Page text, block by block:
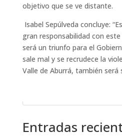
objetivo que se ve distante.
Isabel Sepúlveda concluye:
gran responsabilidad con
será un triunfo para el
sale mal y se recrudece la
Valle de Aburrá, también será
Entradas